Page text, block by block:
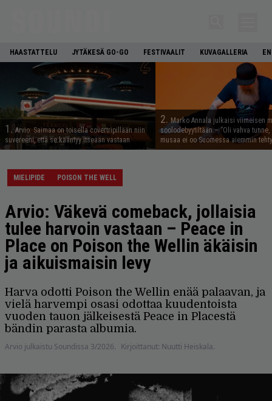
HAASTATTELU JYTÄKESÄ GO-GO FESTIVAALIT KUVAGALLERIA
1. Arvio: Saimaa on toisella covertripillään niin
suvereeni, että se kääntyy itseään vastaan
2.Marko Annala julkaisi viimeisen
soolodebyytiltään – ”Oli vahva
musaa ei oo Suomessa aiemmin
MIELIPIDE POISON THE WELL
Arvio: Väkevä comeback, jollaisia
tulee harvoin vastaan – Peace in
Place on Poison the Wellin äkäisin
ja aikuismaisin levy
Harva odotti Poison the Wellin enää palaavan, ja
vielä harvempi osasi odottaa kuudentoista
vuoden tauon jälkeisestä Peace in Placestä
bändin parasta albumia.
Arvio julkaistu Soundissa 3/2026. Kirjoittanut: Nuutti Heiskala.